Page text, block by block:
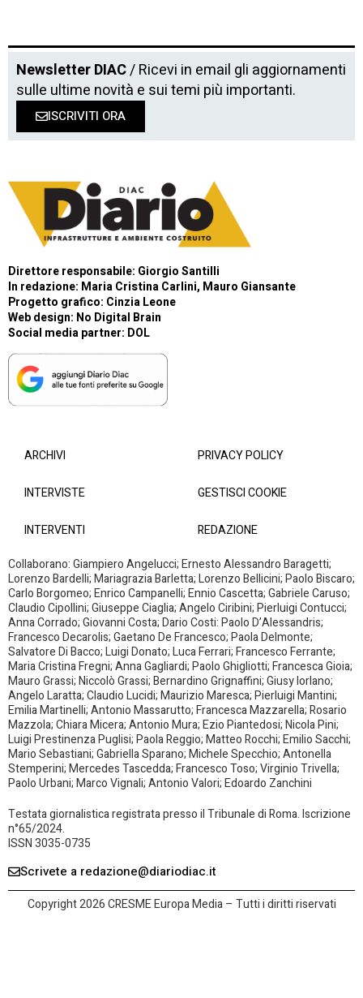
Newsletter DIAC/ Ricevi in email gli aggiornamenti
sulle ultime novità e sui temi più importanti.
ISCRIVITI ORA
Direttore responsabile: Giorgio Santilli
In redazione: Maria Cristina Carlini, Mauro Giansante
Progetto grafico: Cinzia Leone
Web design: No Digital Brain
Social media partner: DOL
ARCHIVI
INTERVISTE
INTERVENTI
PRIVACY POLICY
GESTISCI COOKIE
REDAZIONE
Collaborano: Giampiero Angelucci; Ernesto Alessandro Baragetti;
Lorenzo Bardelli; Mariagrazia Barletta; Lorenzo Bellicini; Paolo Biscaro;
Carlo Borgomeo; Enrico Campanelli; Ennio Cascetta; Gabriele Caruso;
Claudio Cipollini; Giuseppe Ciaglia; Angelo Ciribini; Pierluigi Contucci;
Anna Corrado; Giovanni Costa; Dario Costi: Paolo D’Alessandris;
Francesco Decarolis; Gaetano De Francesco; Paola Delmonte;
Salvatore Di Bacco; Luigi Donato; Luca Ferrari; Francesco Ferrante;
Maria Cristina Fregni; Anna Gagliardi; Paolo Ghigliotti; Francesca Gioia;
Mauro Grassi; Niccolò Grassi; Bernardino Grignaffini; Giusy Iorlano;
Angelo Laratta; Claudio Lucidi; Maurizio Maresca; Pierluigi Mantini;
Emilia Martinelli; Antonio Massarutto; Francesca Mazzarella; Rosario
Mazzola; Chiara Micera; Antonio Mura; Ezio Piantedosi; Nicola Pini;
Luigi Prestinenza Puglisi; Paola Reggio; Matteo Rocchi; Emilio Sacchi;
Mario Sebastiani; Gabriella Sparano; Michele Specchio; Antonella
Stemperini; Mercedes Tascedda; Francesco Toso; Virginio Trivella;
Paolo Urbani; Marco Vignali; Antonio Valori; Edoardo Zanchini
Testata giornalistica registrata presso il Tribunale di Roma. Iscrizione
n°65/2024.
ISSN 3035-0735
Scrivete a redazione@diariodiac.it
Copyright 2026 CRESME Europa Media – Tutti i diritti riservati